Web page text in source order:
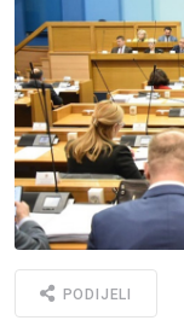
PODIJELI